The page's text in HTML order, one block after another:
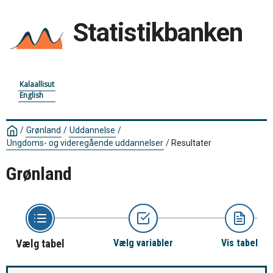
Statistikbanken
Kalaallisut
English
/ Grønland / Uddannelse /
Ungdoms- og videregående uddannelser / Resultater
Grønland
Vælg tabel Vælg variabler Vis tabel